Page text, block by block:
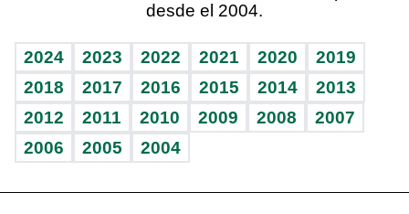
Vida y familia
Eñe
Celebrando la vida
Sin complejos
En pocas palabras
BRV
TBT Deportivo
Ágora
Guía del dinero
Horóscopos
desde el 2004.
2024 2023 2022 2021 2020
2019
2018
2017 2016 2015 2014
2013
2012
2011 2010 2009 2008
2007
2006
2005 2004